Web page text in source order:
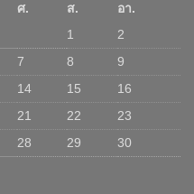
ศ. ส.
อา.
1
2
7 8
9
14 15
16
21 22
23
28 29
30